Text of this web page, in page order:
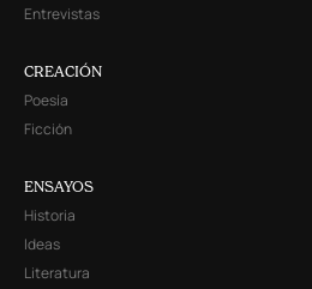
Entrevistas
CREACIÓN
Poesía
Ficción
ENSAYOS
Historia
Ideas
Literatura